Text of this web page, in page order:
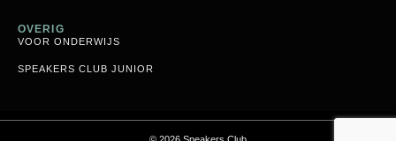
OVERIG
VOOR ONDERWIJS
SPEAKERS CLUB JUNIOR